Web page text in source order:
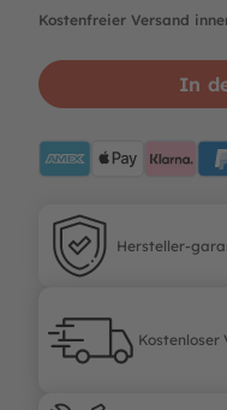
Kostenfreier Versand
In
ApplePay
Hersteller-garantie
Hersteller-
Kostenloser Versand
Kostenloser